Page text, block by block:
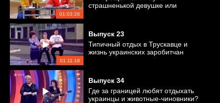
01:03:26
страшненькой девушке или
01:11:18
Выпуск 23
Типичный отдых в Трускавце и
жизнь украинских заробитчан
Выпуск 34
Где за границей любят отдыхать
украинцы и животные-чиновники?